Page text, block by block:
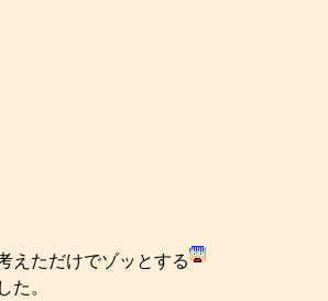
えただけでゾッとする
。